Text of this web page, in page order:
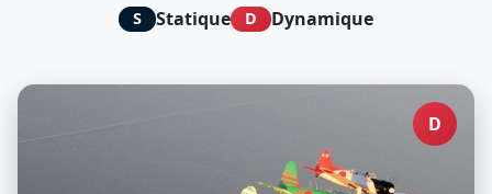
S Statique D Dynamique
D